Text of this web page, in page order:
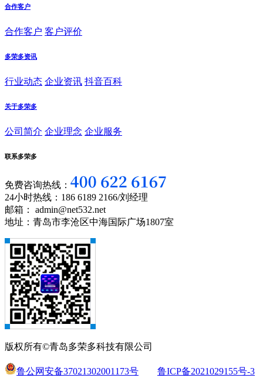
合作客户
合作客户 客户评价
多荣多资讯
行业动态 企业资讯 抖音百科
关于多荣多
公司简介 企业理念 企业服务
联系多荣多
免费咨询热线：
24小时热线：186 6189 2166/刘经理
邮箱： admin@net532.net
地址：青岛市李沧区中海国际广场1807室
版权所有©青岛多荣多科技有限公司
鲁公网安备37021302001173号 鲁ICP备2021029155号-3